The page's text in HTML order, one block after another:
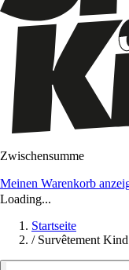
Zwischensumme
Meinen Warenkorb
Loading...
Startseite
/ Survêtement